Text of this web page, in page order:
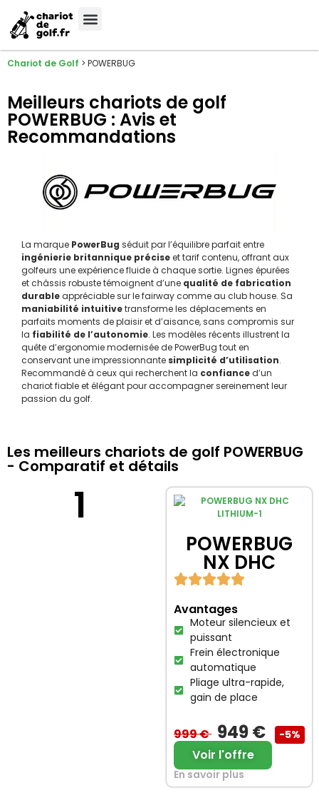
Chariot de Golf > POWERBUG
Meilleurs chariots de golf
POWERBUG : Avis et
Recommandations
La marque PowerBug séduit par l’équilibre parfait entre
ingénierie britannique préciseet tarif contenu, offrant aux
golfeurs une expérience fluide à chaque sortie. Lignes épurées
et châssis robuste témoignent d’une qualité de fabrication
durableappréciable sur le fairway comme au club house. Sa
maniabilité intuitivetransforme les déplacements en
parfaits moments de plaisir et d’aisance, sans compromis sur
la fiabilité de l’autonomie. Les modèles récents illustrent la
quête d’ergonomie modernisée de PowerBug tout en
conservant une impressionnante simplicité d’utilisation.
Recommandé à ceux qui recherchent la confianced’un
chariot fiable et élégant pour accompagner sereinement leur
passion du golf.
Les meilleurs chariots de golf POWERBUG
- Comparatif et détails
1
POWERBUG
NX DHC
Avantages
Moteur silencieux et
puissant
Frein électronique
automatique
Pliage ultra-rapide,
gain de place
999 € 949 € -5%
Voir l'offre
En savoir plus